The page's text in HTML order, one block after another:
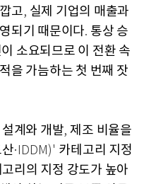
고, 실제 기업의 매출과
되기 때문이다. 통상 승
소요되므로 이 전환 속
을 가늠하는 첫 번째 잣
계와 개발,제조 비율을
·IDDM)' 카테고리 지정
리의 지정 강도가 높아